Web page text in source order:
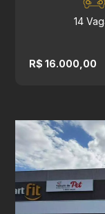
14
R$ 16.000,00